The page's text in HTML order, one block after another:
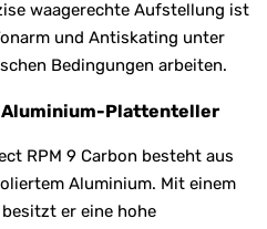
waagerechte Aufstellung ist
und Antiskating unter
Bedingungen arbeiten.
Aluminium-Plattenteller
RPM 9 Carbon besteht aus
Aluminium. Mit einem
er eine hohe